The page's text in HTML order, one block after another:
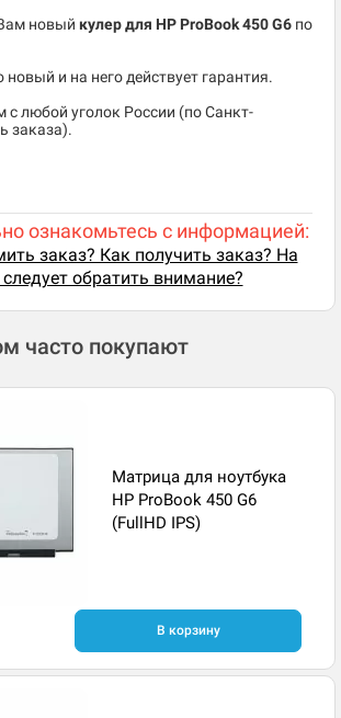
новый кулер для HP ProBook 450 G6 по
и на него действует гарантия.
с любой уголок России (по Санкт-
заказа).
ознакомьтесь с информацией:
заказ? Как получить заказ? На
обратить внимание?
часто покупают
Матрица для ноутбука
HP ProBook 450 G6
(FullHD IPS)
В корзину